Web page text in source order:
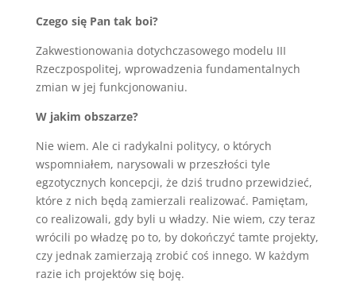
Czego się Pan tak boi?
Zakwestionowania dotychczasowego modelu III
Rzeczpospolitej, wprowadzenia fundamentalnych
zmian w jej funkcjonowaniu.
W jakim obszarze?
Nie wiem. Ale ci radykalni politycy, o których
wspomniałem, narysowali w przeszłości tyle
egzotycznych koncepcji, że dziś trudno przewidzieć,
które z nich będą zamierzali realizować. Pamiętam,
co realizowali, gdy byli u władzy. Nie wiem, czy teraz
wrócili po władzę po to, by dokończyć tamte projekty,
czy jednak zamierzają zrobić coś innego. W każdym
razie ich projektów się boję.